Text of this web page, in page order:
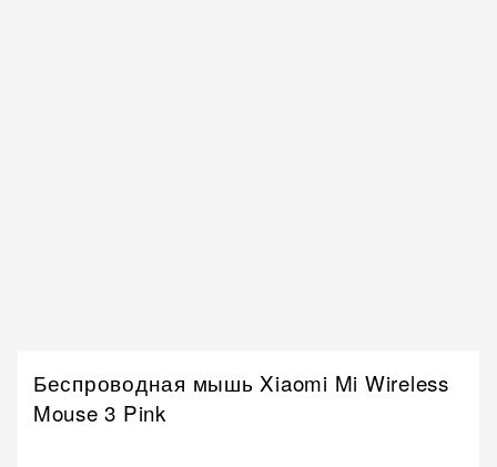
Беспроводная мышь Xiaomi Mi Wireless
Mouse 3 Pink